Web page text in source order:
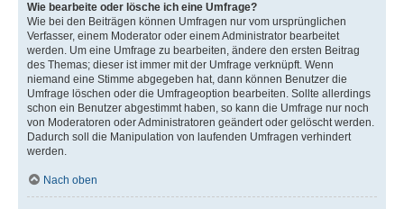
Wie bearbeite oder lösche ich eine Umfrage?
Wie bei den Beiträgen können Umfragen nur vom ursprünglichen
Verfasser, einem Moderator oder einem Administrator bearbeitet
werden. Um eine Umfrage zu bearbeiten, ändere den ersten Beitrag
des Themas; dieser ist immer mit der Umfrage verknüpft. Wenn
niemand eine Stimme abgegeben hat, dann können Benutzer die
Umfrage löschen oder die Umfrageoption bearbeiten. Sollte allerdings
schon ein Benutzer abgestimmt haben, so kann die Umfrage nur noch
von Moderatoren oder Administratoren geändert oder gelöscht werden.
Dadurch soll die Manipulation von laufenden Umfragen verhindert
werden.
Nach oben